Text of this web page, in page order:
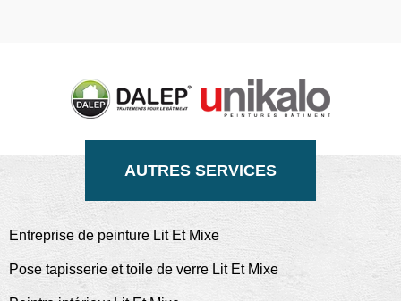
AUTRES SERVICES
Entreprise de peinture Lit Et Mixe
Pose tapisserie et toile de verre Lit Et Mixe